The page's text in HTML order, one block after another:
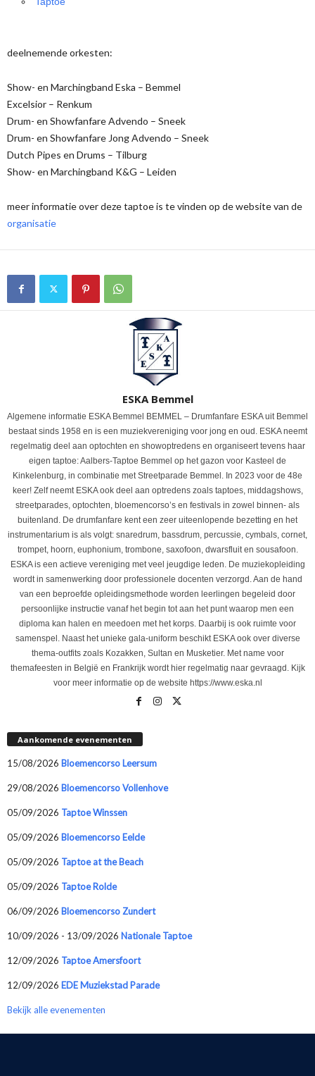
deelnemende orkesten:
Show- en Marchingband Eska – Bemmel
Excelsior – Renkum
Drum- en Showfanfare Advendo – Sneek
Drum- en Showfanfare Jong Advendo – Sneek
Dutch Pipes en Drums – Tilburg
Show- en Marchingband K&G – Leiden
meer informatie over deze taptoe is te vinden op de website van de
organisatie
ESKA Bemmel
Algemene informatie ESKA Bemmel BEMMEL – Drumfanfare ESKA uit Bemmel
bestaat sinds 1958 en is een muziekvereniging voor jong en oud. ESKA neemt
regelmatig deel aan optochten en showoptredens en organiseert tevens haar
eigen taptoe: Aalbers-Taptoe Bemmel op het gazon voor Kasteel de
Kinkelenburg, in combinatie met Streetparade Bemmel. In 2023 voor de 48e
keer! Zelf neemt ESKA ook deel aan optredens zoals taptoes, middagshows,
streetparades, optochten, bloemencorso’s en festivals in zowel binnen- als
buitenland. De drumfanfare kent een zeer uiteenlopende bezetting en het
instrumentarium is als volgt: snaredrum, bassdrum, percussie, cymbals, cornet,
trompet, hoorn, euphonium, trombone, saxofoon, dwarsfluit en sousafoon.
ESKA is een actieve vereniging met veel jeugdige leden. De muziekopleiding
wordt in samenwerking door professionele docenten verzorgd. Aan de hand
van een beproefde opleidingsmethode worden leerlingen begeleid door
persoonlijke instructie vanaf het begin tot aan het punt waarop men een
diploma kan halen en meedoen met het korps. Daarbij is ook ruimte voor
samenspel. Naast het unieke gala-uniform beschikt ESKA ook over diverse
thema-outfits zoals Kozakken, Sultan en Musketier. Met name voor
themafeesten in België en Frankrijk wordt hier regelmatig naar gevraagd. Kijk
voor meer informatie op de website https://www.eska.nl
Aankomende evenementen
15/08/2026 Bloemencorso Leersum
29/08/2026 Bloemencorso Vollenhove
05/09/2026 Taptoe Winssen
05/09/2026 Bloemencorso Eelde
05/09/2026 Taptoe at the Beach
05/09/2026 Taptoe Rolde
06/09/2026 Bloemencorso Zundert
10/09/2026 - 13/09/2026 Nationale Taptoe
12/09/2026 Taptoe Amersfoort
12/09/2026 EDE Muziekstad Parade
Bekijk alle evenementen